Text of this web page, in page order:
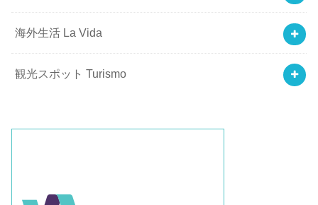
海外生活 La Vida
観光スポット Turismo